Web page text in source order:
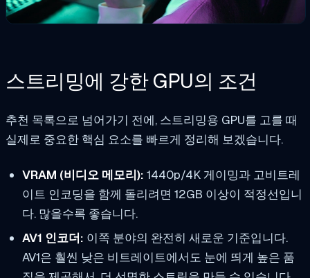
스트리밍에 강한 GPU의 조건
추천 목록으로 넘어가기 전에, 스트리밍용 GPU를 고를 때
실제로 중요한 핵심 요소를 빠르게 정리해 보겠습니다.
VRAM (비디오 메모리): 1440p/4K 게이밍과 고비트레
이트 인코딩을 함께 돌리려면 12GB 이상이 적정선입니
다. 많을수록 좋습니다.
AV1 인코더: 이쪽 분야의 완전히 새로운 기준입니다.
AV1은 훨씬 낮은 비트레이트에서도 눈에 띄게 높은 품